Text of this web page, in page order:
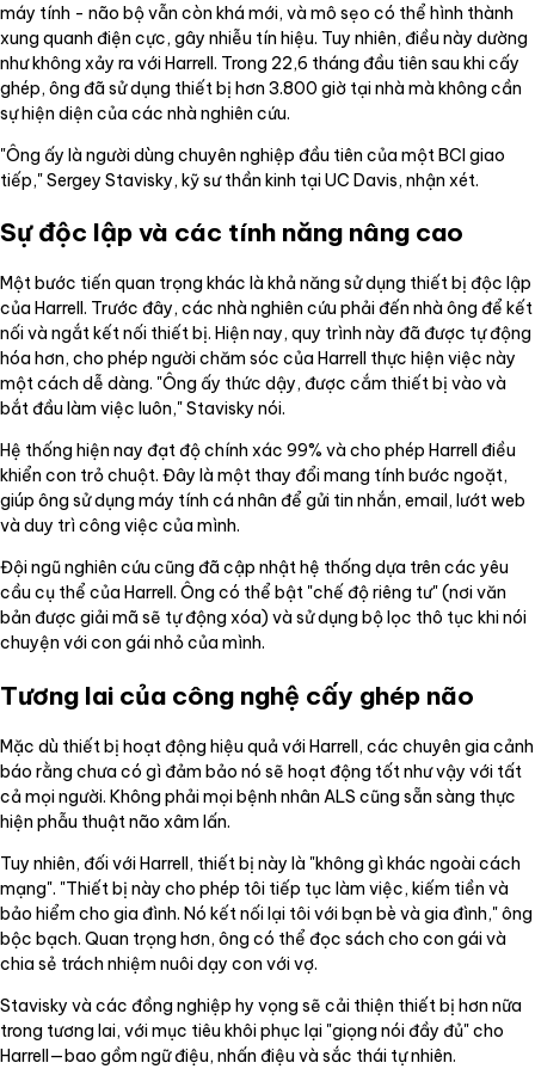
máy tính - não bộ vẫn còn khá mới, và mô sẹo có thể hình thành
xung quanh điện cực, gây nhiễu tín hiệu. Tuy nhiên, điều này dường
như không xảy ra với Harrell. Trong 22,6 tháng đầu tiên sau khi cấy
ghép, ông đã sử dụng thiết bị hơn 3.800 giờ tại nhà mà không cần
sự hiện diện của các nhà nghiên cứu.
"Ông ấy là người dùng chuyên nghiệp đầu tiên của một BCI giao
tiếp," Sergey Stavisky, kỹ sư thần kinh tại UC Davis, nhận xét.
Sự độc lập và các tính năng nâng cao
Một bước tiến quan trọng khác là khả năng sử dụng thiết bị độc lập
của Harrell. Trước đây, các nhà nghiên cứu phải đến nhà ông để kết
nối và ngắt kết nối thiết bị. Hiện nay, quy trình này đã được tự động
hóa hơn, cho phép người chăm sóc của Harrell thực hiện việc này
một cách dễ dàng. "Ông ấy thức dậy, được cắm thiết bị vào và
bắt đầu làm việc luôn," Stavisky nói.
Hệ thống hiện nay đạt độ chính xác 99% và cho phép Harrell điều
khiển con trỏ chuột. Đây là một thay đổi mang tính bước ngoặt,
giúp ông sử dụng máy tính cá nhân để gửi tin nhắn, email, lướt web
và duy trì công việc của mình.
Đội ngũ nghiên cứu cũng đã cập nhật hệ thống dựa trên các yêu
cầu cụ thể của Harrell. Ông có thể bật "chế độ riêng tư" (nơi văn
bản được giải mã sẽ tự động xóa) và sử dụng bộ lọc thô tục khi nói
chuyện với con gái nhỏ của mình.
Tương lai của công nghệ cấy ghép não
Mặc dù thiết bị hoạt động hiệu quả với Harrell, các chuyên gia cảnh
báo rằng chưa có gì đảm bảo nó sẽ hoạt động tốt như vậy với tất
cả mọi người. Không phải mọi bệnh nhân ALS cũng sẵn sàng thực
hiện phẫu thuật não xâm lấn.
Tuy nhiên, đối với Harrell, thiết bị này là "không gì khác ngoài cách
mạng". "Thiết bị này cho phép tôi tiếp tục làm việc, kiếm tiền và
bảo hiểm cho gia đình. Nó kết nối lại tôi với bạn bè và gia đình," ông
bộc bạch. Quan trọng hơn, ông có thể đọc sách cho con gái và
chia sẻ trách nhiệm nuôi dạy con với vợ.
Stavisky và các đồng nghiệp hy vọng sẽ cải thiện thiết bị hơn nữa
trong tương lai, với mục tiêu khôi phục lại "giọng nói đầy đủ" cho
Harrell—bao gồm ngữ điệu, nhấn điệu và sắc thái tự nhiên.